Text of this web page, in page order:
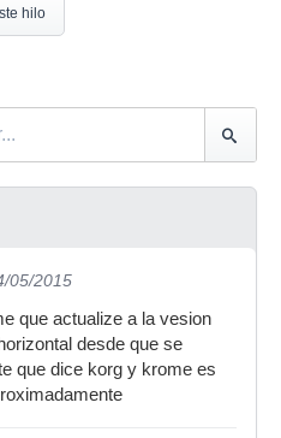
hilo
05/2015
que actualize a la vesion
desde que se
que dice korg y krome es